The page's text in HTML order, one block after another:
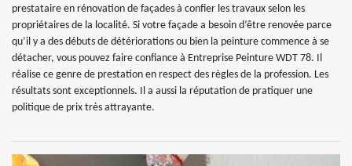
prestataire en rénovation de façades à confier les travaux selon les
propriétaires de la localité. Si votre façade a besoin d’être renovée parce
qu’il y a des débuts de détériorations ou bien la peinture commence à se
détacher, vous pouvez faire confiance à Entreprise Peinture WDT 78. Il
réalise ce genre de prestation en respect des règles de la profession. Les
résultats sont exceptionnels. Il a aussi la réputation de pratiquer une
politique de prix très attrayante.